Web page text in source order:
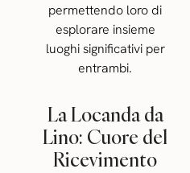
permettendo loro di
esplorare insieme
luoghi significativi per
entrambi.
La Locanda da
Lino: Cuore del
Ricevimento